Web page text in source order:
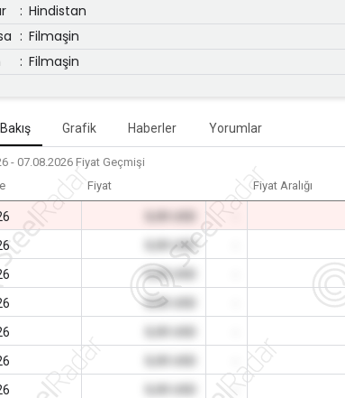
: Hindistan
: Filmaşin
: Filmaşin
Grafik Haberler Yorumlar
- 07.08.2026 Fiyat Geçmişi
Fiyat Fiyat Aralığı
0,00 USD
0,00 USD
0,00 USD